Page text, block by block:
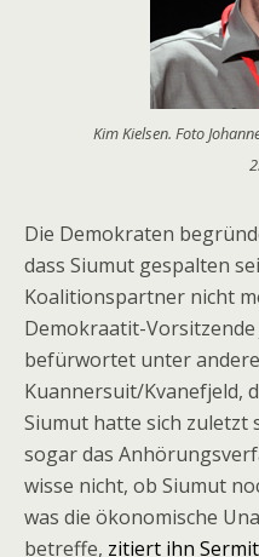
Kim Kielsen. Foto
Die Demokraten
dass Siumut gespalten
Koalitionspartner nicht
Demokraatit-
befürwortet unter
Kuannersuit/Kvanefjeld,
Siumut hatte sich zuletzt
sogar das
wisse nicht, ob Siumut
was die ökonomische
betreffe, zitiert ihn